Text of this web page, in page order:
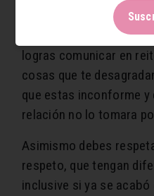
comentarle cuales
en la relación y que
logras comunicar en
cosas que te
que estas inconforme
relación no lo tomara
Asimismo debes
respeto, que tengan
inclusive si ya se